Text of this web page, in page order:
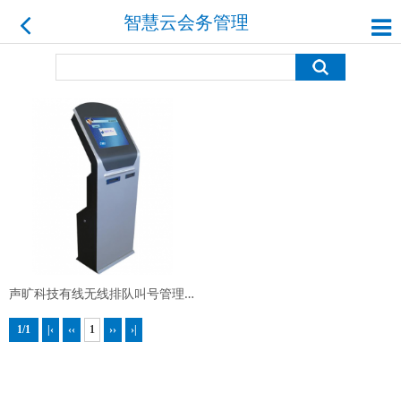
声旷科技有线无线排队叫号管理系统
1/1 |‹ ‹‹ 1 ›› ›|